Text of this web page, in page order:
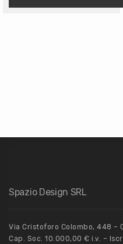
Spazio Design SRL
Via Cristoforo Colombo, 448 –
Cap. Soc. 10.000,00 € i.v. –